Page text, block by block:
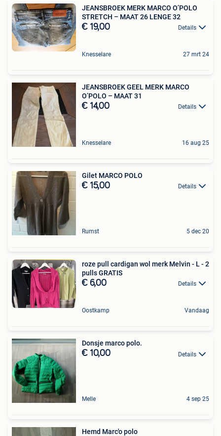
JEANSBROEK MERK MARCO O’POLO
STRETCH – MAAT 26 LENGE 32
€ 19,00 Details
Knesselare 27 mrt 24
JEANSBROEK GEEL MERK MARCO
O’POLO – MAAT 31
€ 14,00 Details
Knesselare 16 aug 25
Gilet MARCO POLO
€ 15,00 Details
Rumst 5 dec 20
roze pull cardigan wol merk Melvin - L - 2
pulls GRATIS
€ 6,00 Details
Oostkamp Vandaag
Donsje marco polo.
€ 10,00 Details
Melle 4 sep 25
Hemd Marc'o polo